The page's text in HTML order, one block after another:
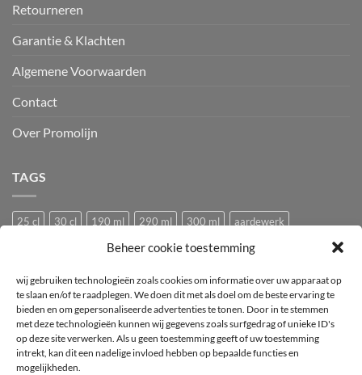
Beheer cookie toestemming
wij gebruiken technologieën zoals cookies om informatie over uw apparaat op
te slaan en/of te raadplegen. We doen dit met als doel om de beste ervaring te
bieden en om gepersonaliseerde advertenties te tonen. Door in te stemmen
met deze technologieën kunnen wij gegevens zoals surfgedrag of unieke ID's
op deze site verwerken. Als u geen toestemming geeft of uw toestemming
intrekt, kan dit een nadelige invloed hebben op bepaalde functies en
mogelijkheden.
Retourneren
Garantie & Klachten
Algemene Voorwaarden
Contact
Over Promolijn
TAGS
25 cl 30 cl 190 ml 290 ml 300 ml
aardewerk
Bedrukking bedrukt Bedrukt wijnglas
bier
bierglas Camping glazen Caravan glazen
Festival glas
haan hen Horeca wijnglas Kip
Kunststof
logo
mok mus Pasabahce pluimvee porselein
Proefglas
proefglazen
Recyclebaar rode wijnglas
Royal Leerdam